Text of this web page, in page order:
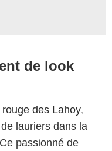
de look
des Lahoy,
lauriers dans la
passionné de